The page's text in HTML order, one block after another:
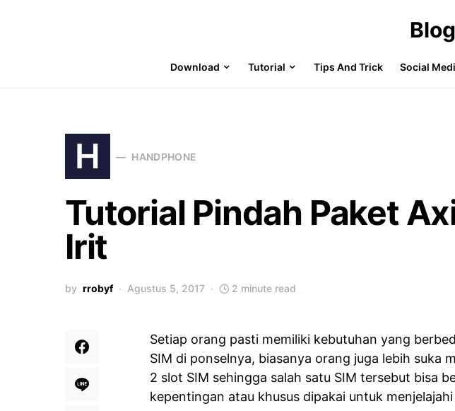
Download Tutorial Tips And Trick Social
H HANDPHONE
Tutorial Pindah Paket
Irit
by rrobyf Agustus 5, 2017 2 minute read
Setiap orang pasti memiliki kebutuhan yang
SIM di ponselnya, biasanya orang juga lebih suka
2 slot SIM sehingga salah satu SIM tersebut bisa
kepentingan atau khusus dipakai untuk